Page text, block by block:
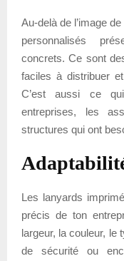
Au-delà de l’image
personnalisés
concrets. Ce sont
faciles à distribuer
C’est aussi ce
entreprises, les
structures qui ont
Les lanyards
précis de ton
largeur, la couleur, le
de sécurité ou